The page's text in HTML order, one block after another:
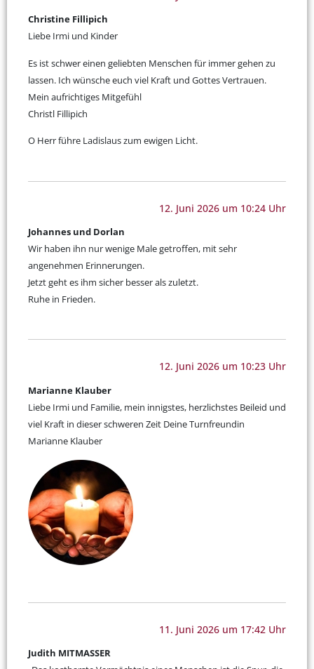
Christine Fillipich
Liebe Irmi und Kinder
Es ist schwer einen geliebten Menschen für immer gehen zu
lassen. Ich wünsche euch viel Kraft und Gottes Vertrauen.
Mein aufrichtiges Mitgefühl
Christl Fillipich
O Herr führe Ladislaus zum ewigen Licht.
12. Juni 2026 um 10:24 Uhr
Johannes und Dorlan
Wir haben ihn nur wenige Male getroffen, mit sehr
angenehmen Erinnerungen.
Jetzt geht es ihm sicher besser als zuletzt.
Ruhe in Frieden.
12. Juni 2026 um 10:23 Uhr
Marianne Klauber
Liebe Irmi und Familie, mein innigstes, herzlichstes Beileid und
viel Kraft in dieser schweren Zeit Deine Turnfreundin
Marianne Klauber
11. Juni 2026 um 17:42 Uhr
Judith MITMASSER